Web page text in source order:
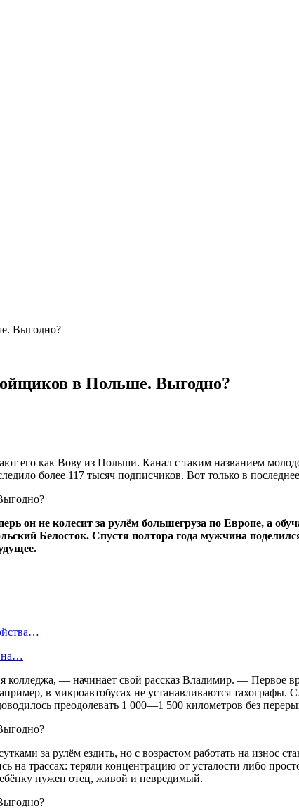
Выгодно?
в Польше. Выгодно?
как Вову из Польши. Канал с таким названием
более 117 тысяч подписчиков. Вот только в
он не колесит за рулём большегруза по Европе, а
Белосток. Спустя полтора года мужчина поделился
на…
колледжа, — начинает свой рассказ Владимир. — Первое
в микроавтобусах не устанавливаются тахографы.
преодолевать 1 000—1 500 километров без
за рулём ездить, но с возрастом работать на износ
на трассах: теряли концентрацию от усталости либо
нужен отец, живой и невредимый.